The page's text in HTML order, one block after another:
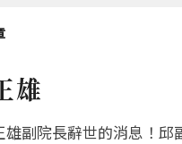
雄
雄副院長辭世的消息！